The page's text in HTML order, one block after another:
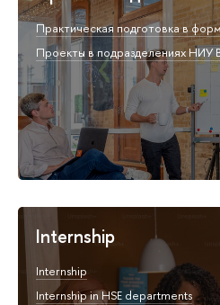
Практическая подготовка в
Проекты в подразделениях
Internship
Internship
Internship in HSE departments